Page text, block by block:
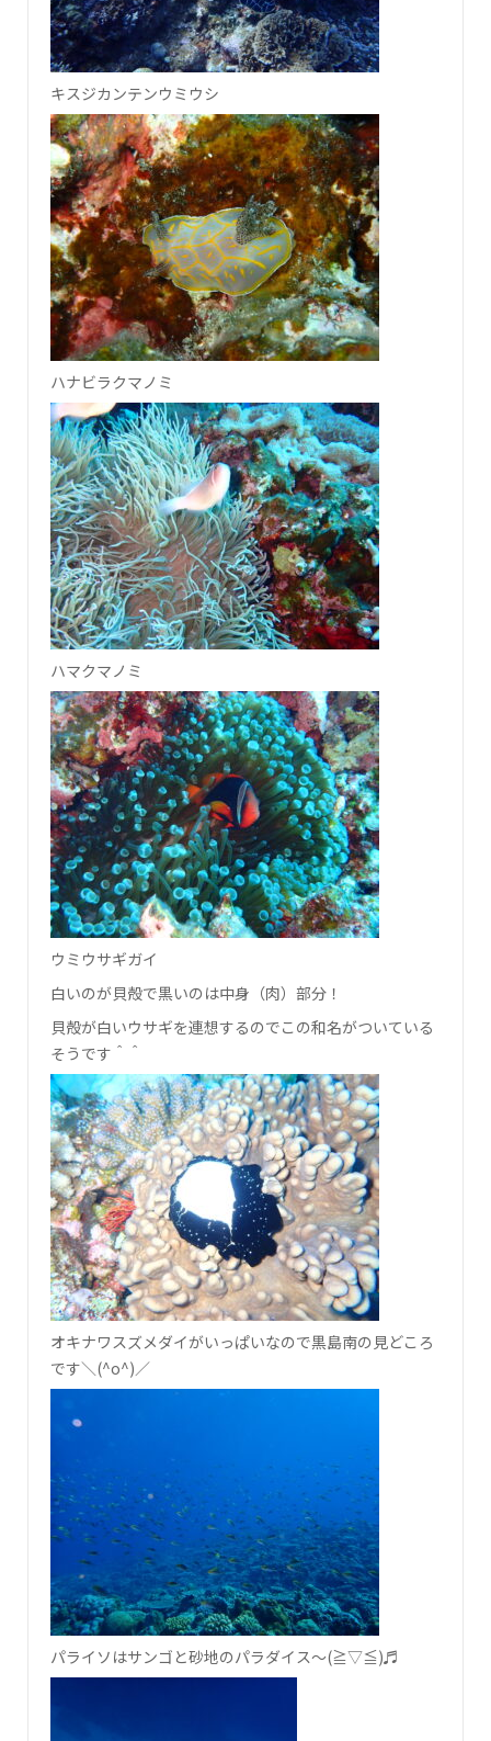
キスジカンテンウミウシ
ハナビラクマノミ
ハマクマノミ
ウミウサギガイ
白いのが貝殻で黒いのは中身（肉）部分！
貝殻が白いウサギを連想するのでこの和名がついている
そうです＾＾
オキナワスズメダイがいっぱいなので黒島南の見どころ
です＼(^o^)／
パライソはサンゴと砂地のパラダイス～(≧▽≦)♬